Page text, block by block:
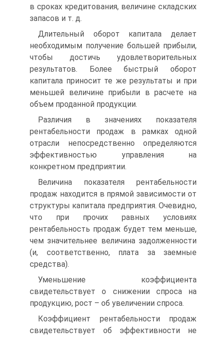
в сроках кредитования, величине складских
запасов и т. д.
Длительный оборот капитала делает
необходимым получение большей прибыли,
чтобы достичь удовлетворительных
результатов. Более быстрый оборот
капитала приносит те же результаты и при
меньшей величине прибыли в расчете на
объем проданной продукции.
Различия в значениях показателя
рентабельности продаж в рамках одной
отрасли непосредственно определяются
эффективностью управления на
конкретном предприятии.
Величина показателя рентабельности
продаж находится в прямой зависимости от
структуры капитала предприятия. Очевидно,
что при прочих равных условиях
рентабельность продаж будет тем меньше,
чем значительнее величина задолженности
(и, соответственно, плата за заемные
средства).
Уменьшение коэффициента
свидетельствует о сни­жении спроса на
продукцию, рост – об увеличении спроса.
Коэффициент рентабельности продаж
свидетельствует об эффективности не